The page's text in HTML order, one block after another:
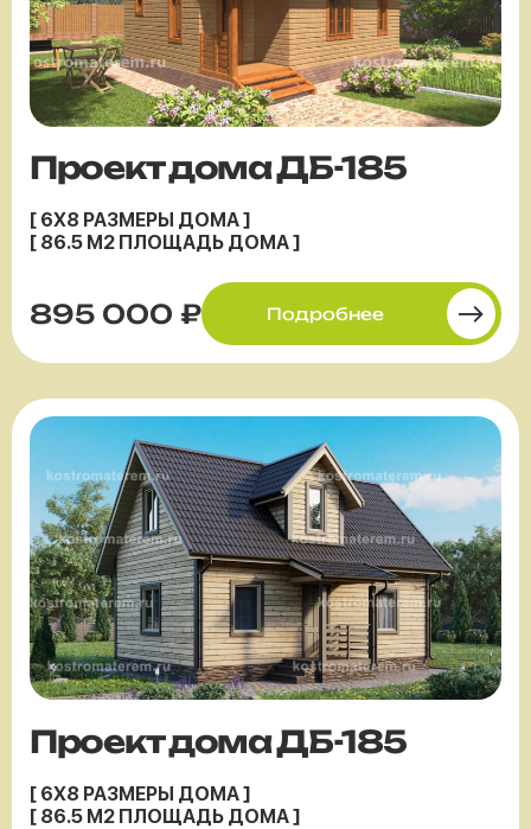
Проект дома ДБ-185
[ 6X8 РАЗМЕРЫ ДОМА ]
[ 86.5 М2 ПЛОЩАДЬ ДОМА ]
895 000 ₽ Подробнее
Проект дома ДБ-185
[ 6X8 РАЗМЕРЫ ДОМА ]
[ 86.5 М2 ПЛОЩАДЬ ДОМА ]